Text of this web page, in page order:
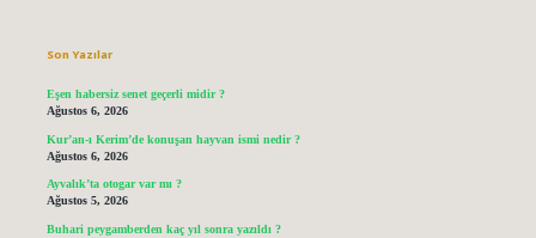
Son Yazılar
Eşen habersiz senet geçerli midir ?
Ağustos 6, 2026
Kur’an-ı Kerim’de konuşan hayvan ismi nedir ?
Ağustos 6, 2026
Ayvalık’ta otogar var mı ?
Ağustos 5, 2026
Buhari peygamberden kaç yıl sonra yazıldı ?